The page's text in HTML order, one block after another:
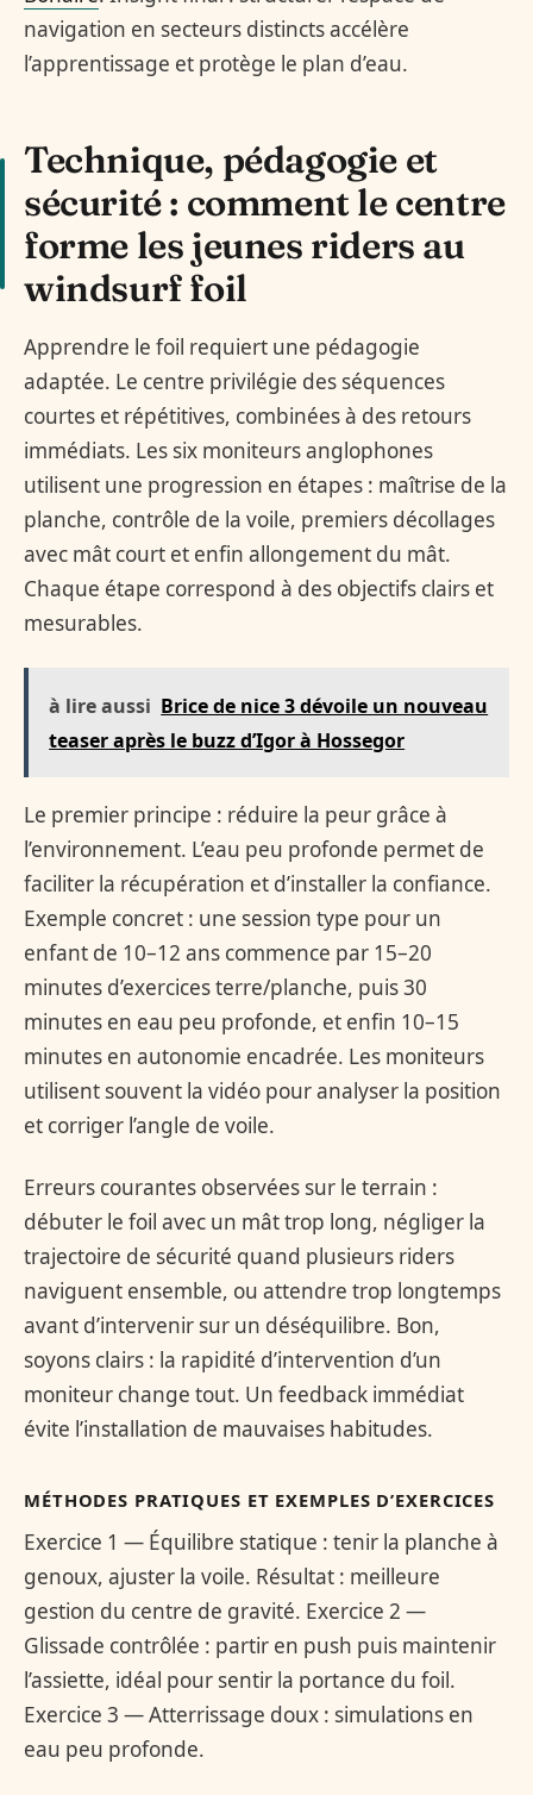
navigation en secteurs distincts accélère
l’apprentissage et protège le plan d’eau.
Technique, pédagogie et
sécurité : comment le centre
forme les jeunes riders au
windsurf foil
Apprendre le foil requiert une pédagogie
adaptée. Le centre privilégie des séquences
courtes et répétitives, combinées à des retours
immédiats. Les six moniteurs anglophones
utilisent une progression en étapes : maîtrise de la
planche, contrôle de la voile, premiers décollages
avec mât court et enfin allongement du mât.
Chaque étape correspond à des objectifs clairs et
mesurables.
à lire aussi Brice de nice 3 dévoile un nouveau
teaser après le buzz d’Igor à Hossegor
Le premier principe : réduire la peur grâce à
l’environnement. L’eau peu profonde permet de
faciliter la récupération et d’installer la confiance.
Exemple concret : une session type pour un
enfant de 10–12 ans commence par 15–20
minutes d’exercices terre/planche, puis 30
minutes en eau peu profonde, et enfin 10–15
minutes en autonomie encadrée. Les moniteurs
utilisent souvent la vidéo pour analyser la position
et corriger l’angle de voile.
Erreurs courantes observées sur le terrain :
débuter le foil avec un mât trop long, négliger la
trajectoire de sécurité quand plusieurs riders
naviguent ensemble, ou attendre trop longtemps
avant d’intervenir sur un déséquilibre. Bon,
soyons clairs : la rapidité d’intervention d’un
moniteur change tout. Un feedback immédiat
évite l’installation de mauvaises habitudes.
MÉTHODES PRATIQUES ET EXEMPLES D’EXERCICES
Exercice 1 — Équilibre statique : tenir la planche à
genoux, ajuster la voile. Résultat : meilleure
gestion du centre de gravité. Exercice 2 —
Glissade contrôlée : partir en push puis maintenir
l’assiette, idéal pour sentir la portance du foil.
Exercice 3 — Atterrissage doux : simulations en
eau peu profonde.